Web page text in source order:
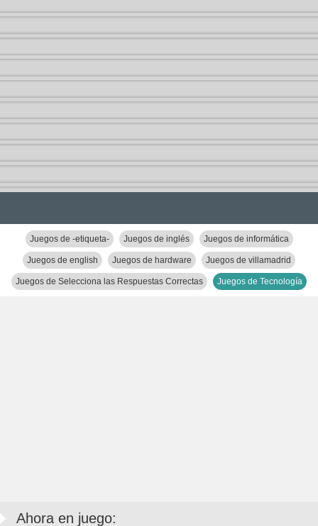
Juegos de -etiqueta- Juegos de inglés Juegos de informática
Juegos de english Juegos de hardware Juegos de villamadrid
Juegos de Selecciona las Respuestas Correctas Juegos de Tecnología
Ahora en juego: